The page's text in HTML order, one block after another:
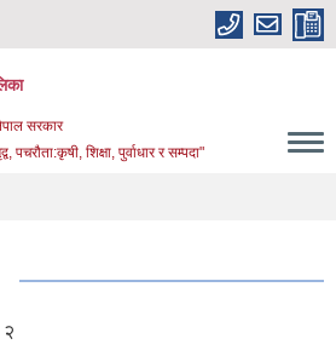
सरकार
पचरौता:कृषी, शिक्षा, पुर्वाधार र सम्पदा"
२